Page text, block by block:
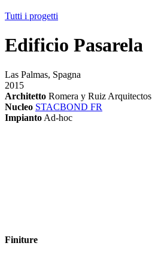
Tutti i progetti
Edificio Pasarela
Las Palmas, Spagna
2015
Architetto Romera y Ruiz Arquitectos
Nucleo STACBOND FR
Impianto Ad-hoc
Finiture